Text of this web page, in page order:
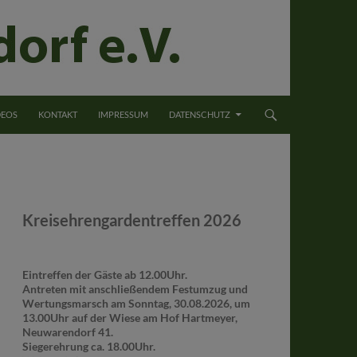
KONTAKT IMPRESSUM DATENSCHUTZ
Kreisehrengardentreffen 2026
Eintreffen der Gäste ab 12.00Uhr.
Antreten mit anschließendem Festumzug und
Wertungsmarsch am Sonntag, 30.08.2026, um
13.00Uhr auf der Wiese am Hof Hartmeyer,
Neuwarendorf 41.
Siegerehrung ca. 18.00Uhr.